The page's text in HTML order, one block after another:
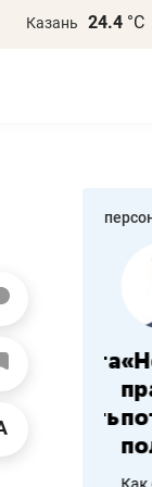
Казань 24.4 °С
работа «Не